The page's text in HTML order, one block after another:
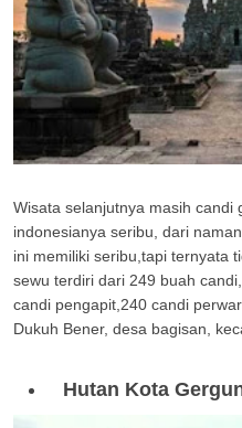
Wisata selanjutnya masih candi
indonesianya seribu, dari
ini memiliki seribu,tapi ternyata
sewu terdiri dari 249 buah
candi pengapit,240 candi
Dukuh Bener, desa bagisan,
Hutan Kota